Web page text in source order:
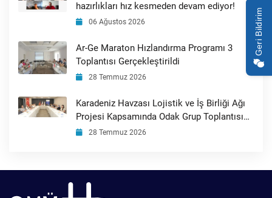
Geri Bildirim
hazırlıkları hız kesmeden devam ediyor!
06 Ağustos 2026
Ar-Ge Maraton Hızlandırma Programı 3
Toplantısı Gerçekleştirildi
28 Temmuz 2026
Karadeniz Havzası Lojistik ve İş Birliği Ağı
Projesi Kapsamında Odak Grup Toplantısı
Gerçekleştirildi
28 Temmuz 2026